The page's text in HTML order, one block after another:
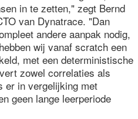
in te zetten," zegt Bernd
van Dynatrace. "Dan
andere aanpak nodig,
wij vanaf scratch een
met een deterministische
zowel correlaties als
er in vergelijking met
geen lange leerperiode